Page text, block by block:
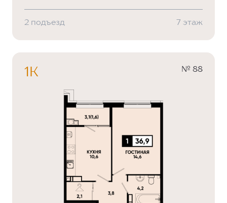
2 подъезд 7 этаж
1К № 88